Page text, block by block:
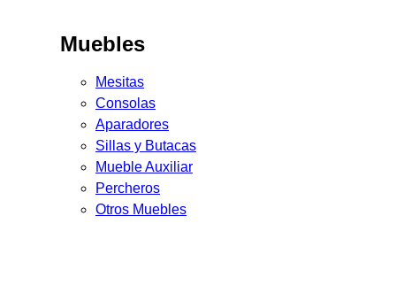
Muebles
Mesitas
Consolas
Aparadores
Sillas y Butacas
Mueble Auxiliar
Percheros
Otros Muebles